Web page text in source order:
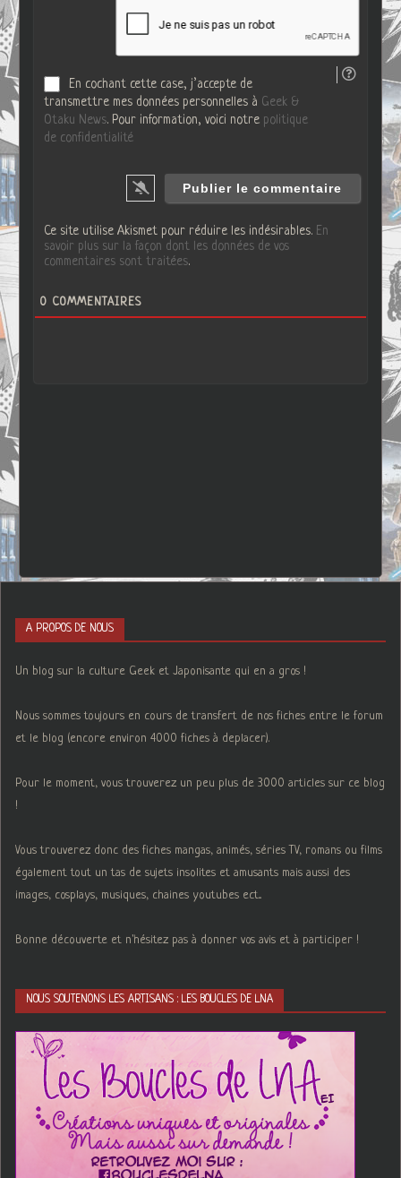
En cochant cette case, j’accepte de
transmettre mes données personnelles à Geek &
Otaku News. Pour information, voici notre politique
de confidentialité
Ce site utilise Akismet pour réduire les indésirables. En
savoir plus sur la façon dont les données de vos
commentaires sont traitées.
0 COMMENTAIRES
A PROPOS DE NOUS
Un blog sur la culture Geek et Japonisante qui en a gros !
Nous sommes toujours en cours de transfert de nos fiches entre le forum
et le blog (encore environ 4000 fiches à deplacer).
Pour le moment, vous trouverez un peu plus de 3000 articles sur ce blog
!
Vous trouverez donc des fiches mangas, animés, séries TV, romans ou films
également tout un tas de sujets insolites et amusants mais aussi des
images, cosplays, musiques, chaines youtubes ect...
Bonne découverte et n'hésitez pas à donner vos avis et à participer !
NOUS SOUTENONS LES ARTISANS : LES BOUCLES DE LNA